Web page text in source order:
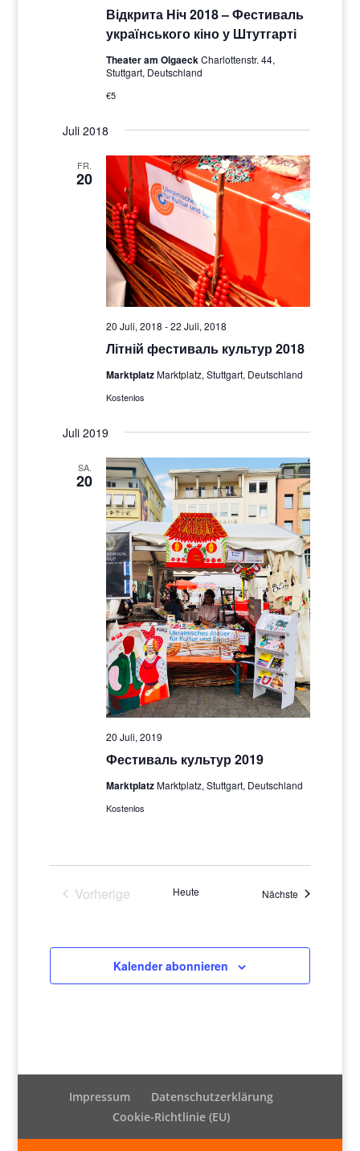
Відкрита Ніч 2018 – Фестиваль
українського кіно у Штутгарті
Theater am OlgaeckCharlottenstr. 44,
Stuttgart, Deutschland
€5
Juli 2018
FR.
20
Літній фестиваль культур 2018
20 Juli, 2018 -22 Juli, 2018
MarktplatzMarktplatz, Stuttgart, Deutschland
Kostenlos
Juli 2019
SA.
20
Фестиваль культур 2019
20 Juli, 2019
MarktplatzMarktplatz, Stuttgart, Deutschland
Kostenlos
Vorherige
Heute Nächste
Kalender abonnieren
Impressum
Datenschutzerklärung
Cookie-Richtlinie (EU)